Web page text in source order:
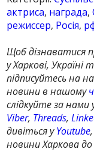
актриса, награда,
режиссер, Росія,
Щоб дізнаватися
у Харкові, Україні
підписуйтесь на
новини в нашому
слідкуйте за
Viber, Threads,
дивіться уYoutube,
новини Харкова